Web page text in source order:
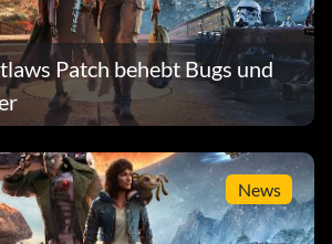
Patch behebt Bugs und
News